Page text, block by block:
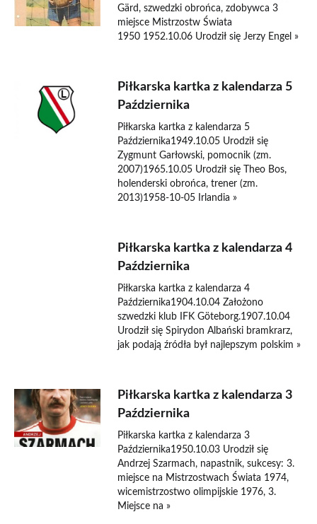
Gärd, szwedzki obrońca, zdobywca 3
miejsce Mistrzostw Świata
1950 1952.10.06 Urodził się Jerzy Engel »
Piłkarska kartka z kalendarza 5
Października
Piłkarska kartka z kalendarza 5
Października1949.10.05 Urodził się
Zygmunt Garłowski, pomocnik (zm.
2007)1965.10.05 Urodził się Theo Bos,
holenderski obrońca, trener (zm.
2013)1958-10-05 Irlandia »
Piłkarska kartka z kalendarza 4
Października
Piłkarska kartka z kalendarza 4
Października1904.10.04 Założono
szwedzki klub IFK Göteborg.1907.10.04
Urodził się Spirydon Albański bramkrarz,
jak podają źródła był najlepszym polskim »
Piłkarska kartka z kalendarza 3
Października
Piłkarska kartka z kalendarza 3
Października1950.10.03 Urodził się
Andrzej Szarmach, napastnik, sukcesy: 3.
miejsce na Mistrzostwach Świata 1974,
wicemistrzostwo olimpijskie 1976, 3.
Miejsce na »